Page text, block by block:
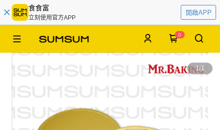
食食富
立刻使用官方APP
開啟APP
0
1/1